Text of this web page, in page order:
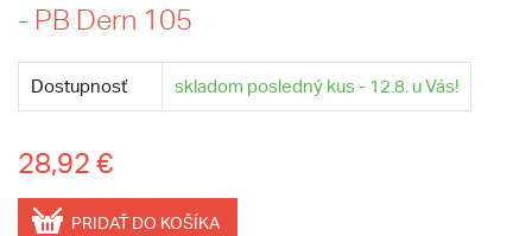
- PB Dern 105
Dostupnosť skladom posledný kus - 12.8. u Vás!
28,92 €
PRIDAŤ DO KOŠÍKA